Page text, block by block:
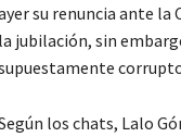
su renuncia ante la
la jubilación, sin
los chats, Lalo